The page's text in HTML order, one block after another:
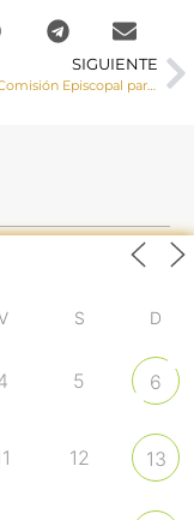
SIGUIENTE
Nota de la Comisión Episcopal para los Laicos, Familia y Vida a propósito de la maternidad subrogada
S D
5 6
12 13